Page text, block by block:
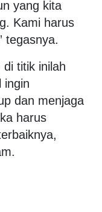
yang kita
Kami harus
tegasnya.
titik inilah
ingin
dan menjaga
harus